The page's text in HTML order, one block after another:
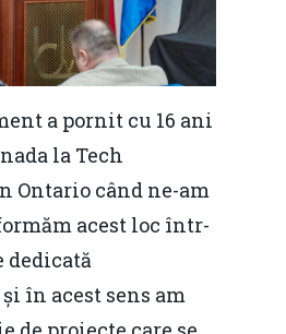
a pornit cu 16 ani
la Tech
Ontario când ne-am
acest loc într-
dedicată
în acest sens am